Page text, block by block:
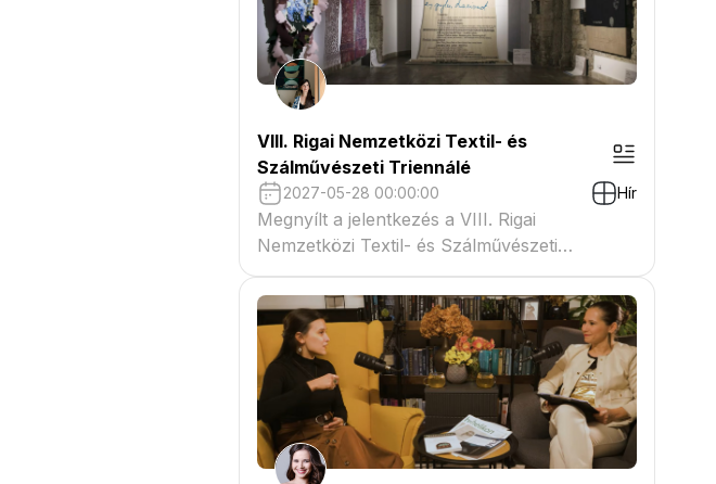
VIII. Rigai Nemzetközi Textil- és
Szálművészeti Triennálé
2027-05-28 00:00:00 Hír
Megnyílt a jelentkezés a VIII. Rigai
Nemzetközi Textil- és Szálművészeti
Triennáléra